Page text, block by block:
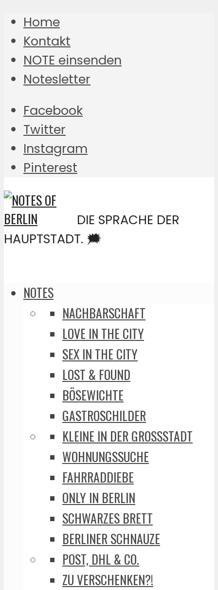
Home
Kontakt
NOTE einsenden
Notesletter
Facebook
Twitter
Instagram
Pinterest
DIE SPRACHE DER
HAUPTSTADT. 🗯️
NOTES
NACHBARSCHAFT
LOVE IN THE CITY
SEX IN THE CITY
LOST & FOUND
BÖSEWICHTE
GASTROSCHILDER
KLEINE IN DER GROSSSTADT
WOHNUNGSSUCHE
FAHRRADDIEBE
ONLY IN BERLIN
SCHWARZES BRETT
BERLINER SCHNAUZE
POST, DHL & CO.
ZU VERSCHENKEN?!